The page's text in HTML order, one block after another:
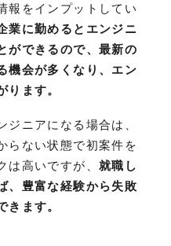
報をインプットしてい
業に勤めるとエンジニ
ができるので、最新の
機会が多くなり、エン
ります。
ニアになる場合は、
らない状態で初案件を
は高いですが、 就職し
、豊富な経験から失敗
きます。